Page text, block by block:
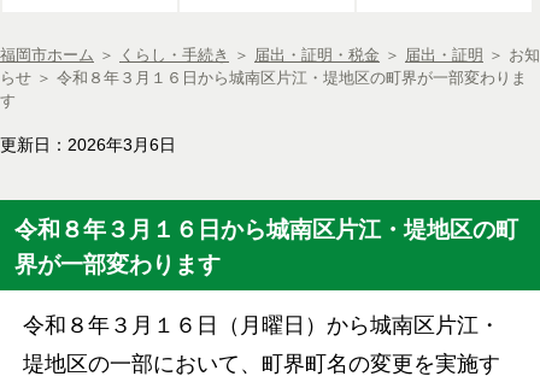
福岡市ホーム ＞ くらし・手続き ＞ 届出・証明・税金 ＞ 届出・証明 ＞ お知
らせ ＞ 令和８年３月１６日から城南区片江・堤地区の町界が一部変わりま
す
更新日：2026年3月6日
令和８年３月１６日から城南区片江・堤地区の町
界が一部変わります
令和８年３月１６日（月曜日）から城南区片江・
堤地区の一部において、町界町名の変更を実施す